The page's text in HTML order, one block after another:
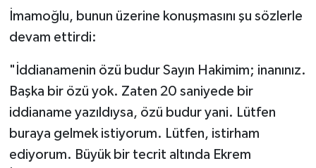
İmamoğlu, bunun üzerine konuşmasını şu sözlerle
devam ettirdi:
"İddianamenin özü budur Sayın Hakimim; inanınız.
Başka bir özü yok. Zaten 20 saniyede bir
iddianame yazıldıysa, özü budur yani. Lütfen
buraya gelmek istiyorum. Lütfen, istirham
ediyorum. Büyük bir tecrit altında Ekrem